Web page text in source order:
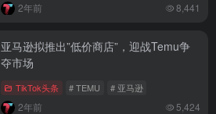
2年前 8,441
亚马逊拟推出”低价商店”，迎战Temu争
夺市场
TikTok头条 # TEMU # 亚马逊
2年前 5,424